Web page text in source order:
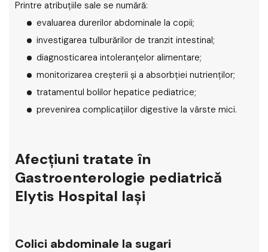
Printre atribuțiile sale se numără:
evaluarea durerilor abdominale la copii;
investigarea tulburărilor de tranzit intestinal;
diagnosticarea intoleranțelor alimentare;
monitorizarea creșterii și a absorbției nutrienților;
tratamentul bolilor hepatice pediatrice;
prevenirea complicațiilor digestive la vârste mici.
Afecțiuni tratate în
Gastroenterologie pediatrică
Elytis Hospital Iași
Colici abdominale la sugari